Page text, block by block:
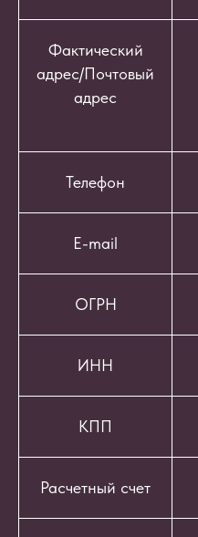
Фактический
адрес/Почтовый
адрес
Телефон
E-mail
ОГРН
ИНН
КПП
Расчетный счет